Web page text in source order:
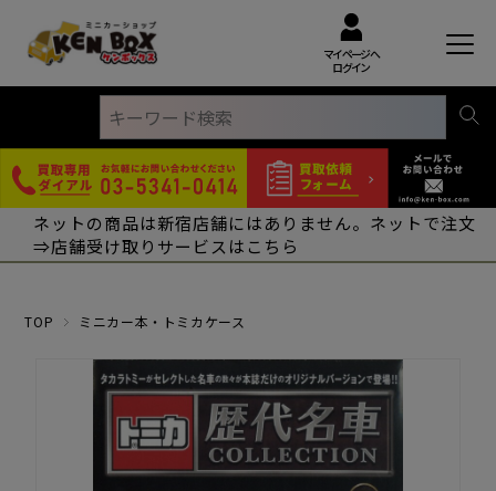
マイページへ
ログイン
ネットの商品は新宿店舗にはありません。ネットで注文
⇒店舗受け取りサービスはこちら
TOP ミニカー本・トミカケース